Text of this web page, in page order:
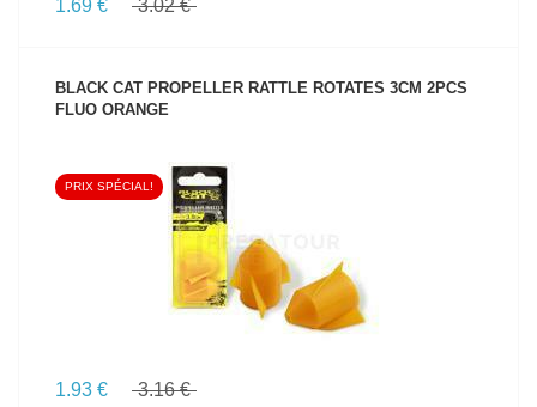
1.69 € 3.02 €
BLACK CAT PROPELLER RATTLE ROTATES 3CM 2PCS
FLUO ORANGE
VOIR LE PRODUIT
PRIX SPÉCIAL!
1.93 € 3.16 €